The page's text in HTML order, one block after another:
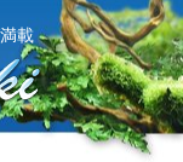
載